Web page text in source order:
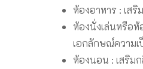
ห้องอาหาร : เส
ห้องนั่งเล่นหรือห้
เอกลักษณ์ความเ
ห้องนอน : เสริม